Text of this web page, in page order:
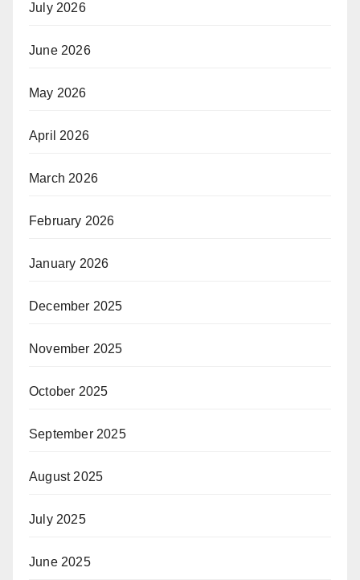
July 2026
June 2026
May 2026
April 2026
March 2026
February 2026
January 2026
December 2025
November 2025
October 2025
September 2025
August 2025
July 2025
June 2025